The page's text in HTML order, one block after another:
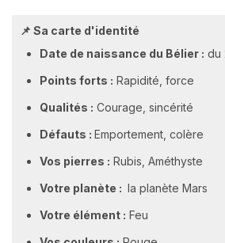
📌 Sa carte d'identité
Date de naissance du Bélier : du
Points forts : Rapidité, force
Qualités : Courage, sincérité
Défauts : Emportement, colère
Vos pierres : Rubis, Améthyste
Votre planète : la planète Mars
Votre élément : Feu